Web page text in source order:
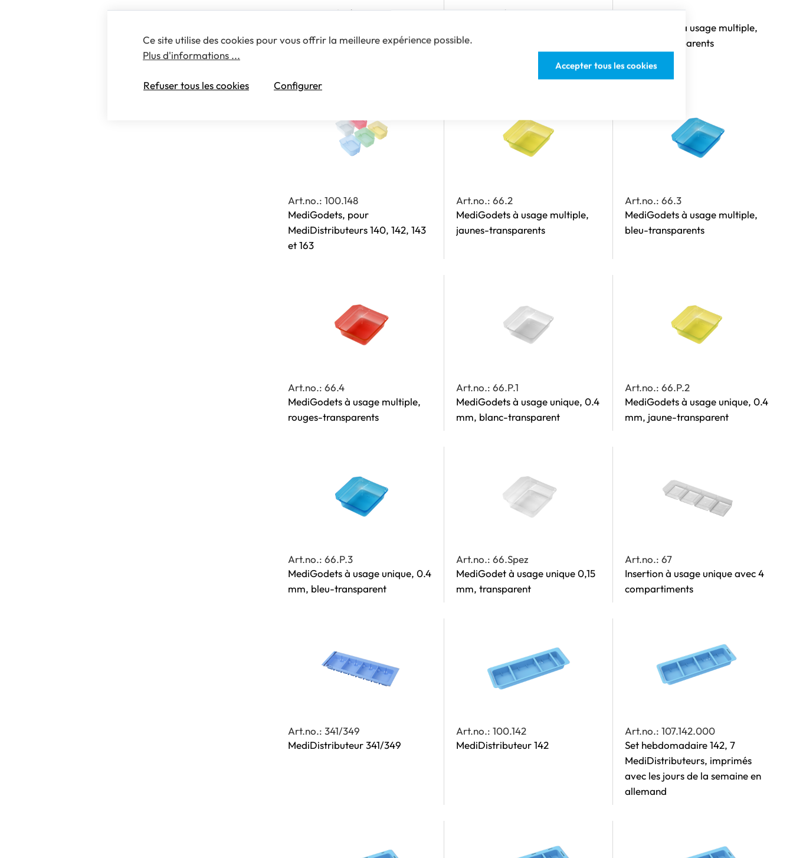
Art.no.: 41de1/49
imprimé avec périodes de
Art.no.: 61/69
MediGodets à usage multiple,
blancs-transparents
Art.no.: 100.148
MediGodets, pour
MediDistributeurs 140, 142, 143
et 163
Art.no.: 66.2
MediGodets à usage multiple,
jaunes-transparents
Art.no.: 66.3
MediGodets à usage multiple,
bleu-transparents
Art.no.: 66.4
MediGodets à usage multiple,
rouges-transparents
Art.no.: 66.P.1
MediGodets à usage unique, 0.4
mm, blanc-transparent
Art.no.: 66.P.2
MediGodets à usage unique, 0.4
mm, jaune-transparent
Art.no.: 66.P.3
MediGodets à usage unique, 0.4
mm, bleu-transparent
Art.no.: 66.Spez
MediGodet à usage unique 0,15
mm, transparent
Art.no.: 67
Insertion à usage unique avec 4
compartiments
Art.no.: 341/349
MediDistributeur 341/349
Art.no.: 100.142
MediDistributeur 142
Art.no.: 107.142.000
Set hebdomadaire 142, 7
MediDistributeurs, imprimés
avec les jours de la semaine en
allemand
Ce site utilise des cookies pour vous offrir la meilleure expérience possible.
Plus d'informations ...
Refuser tous les cookies Configurer
Accepter tous les cookies